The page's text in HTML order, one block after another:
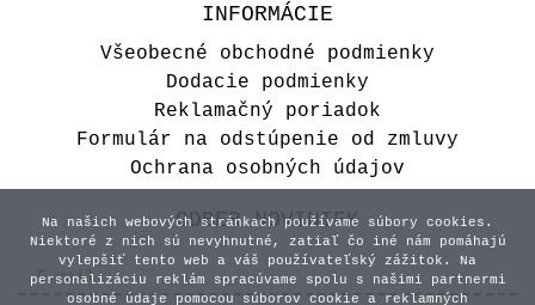
INFORMÁCIE
Všeobecné obchodné podmienky
Dodacie podmienky
Reklamačný poriadok
Formulár na odstúpenie od zmluvy
Ochrana osobných údajov
ODBER NOVINIEK
Na našich webových stránkach používame súbory cookies.
Niektoré z nich sú nevyhnutné, zatiaľ čo iné nám pomáhajú
vylepšiť tento web a váš používateľský zážitok. Na
personalizáciu reklám spracúvame spolu s našimi partnermi
osobné údaje pomocou súborov cookie a reklamných